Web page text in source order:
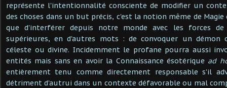
représente l'intentionnalité consciente de modifier un
des choses dans un but précis, c'est la notion même de
que d'interférer depuis notre monde avec les forces
supérieures, en d'autres mots : de convoquer un
céleste ou divine. Incidemment le profane pourra aussi
entités mais sans en avoir la Connaissance ésotérique ad
entièrement tenu comme directement responsable s'il
détriment d'autrui dans un contexte défavorable ou mal